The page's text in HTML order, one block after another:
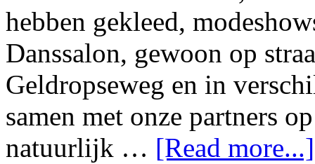
hebben gekleed,
Danssalon, gewoon op
Geldropseweg en in
samen met onze partners
natuurlijk … [Read more...]